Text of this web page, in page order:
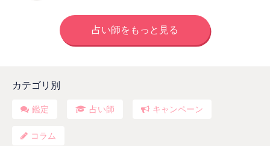
占い師をもっと見る
カテゴリ別
鑑定 占い師 キャンペーン
コラム